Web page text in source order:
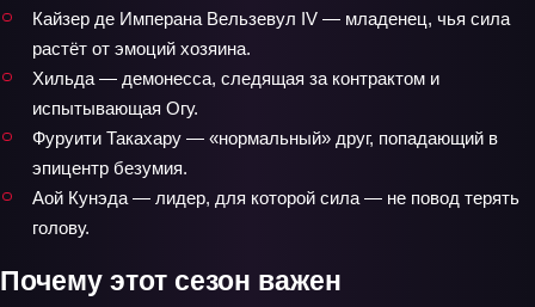
Кайзер де Имперана Вельзевул IV — младенец, чья сила
растёт от эмоций хозяина.
Хильда — демонесса, следящая за контрактом и
испытывающая Огу.
Фуруити Такахару — «нормальный» друг, попадающий в
эпицентр безумия.
Аой Кунэда — лидер, для которой сила — не повод терять
голову.
Почему этот сезон важен